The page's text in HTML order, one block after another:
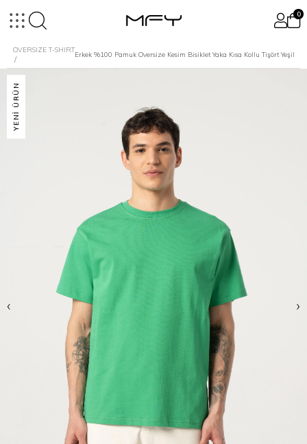
0
OVERSIZE T-SHIRT
Erkek %100 Pamuk Oversize Kesim Bisiklet Yaka Kısa Kollu Tişört Yeşil
‹ ›
YENI ÜRÜN